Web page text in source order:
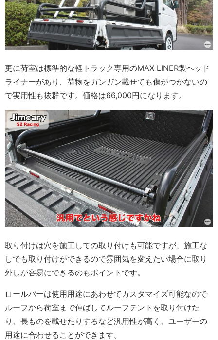
更に荷室は標準的な軽トラック専用のMAX LINER製ヘッド
ライナーがあり、荷物をガンガン載せても傷がつかないの
で実用性も抜群です。価格は66,000円になります。
取り付けは穴を施工しての取り付けも可能ですが、施工な
しでも取り付けができるので雰囲気を変えたい場合に取り
外しが容易にできるのもポイントです。
ロールバーは使用用途にあわせてカスタマイズ可能なので
ルーフから荷室まで伸ばしてルーフテントを取り付けた
り、長ものを載せたりするなど汎用性が高く、ユーザーの
用途に合わせることができます。